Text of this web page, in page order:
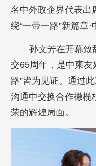
名中外政企界代表出
绕“一带一路”新篇章
孙文芳在开幕致
交65周年，是中柬友
路”皆为见证。通过
沟通中交换合作橄榄
荣的辉煌局面。